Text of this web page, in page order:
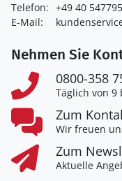
Telefon: +49 40
E-Mail:
Nehmen Sie
0800-358
Täglich von 9
Zum
Wir freuen
Zum
Aktuelle